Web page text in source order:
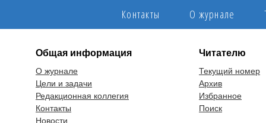
Контакты О журнале
Общая информация
О журнале
Цели и задачи
Редакционная коллегия
Контакты
Новости
Читателю
Текущий номер
Архив
Избранное
Поиск